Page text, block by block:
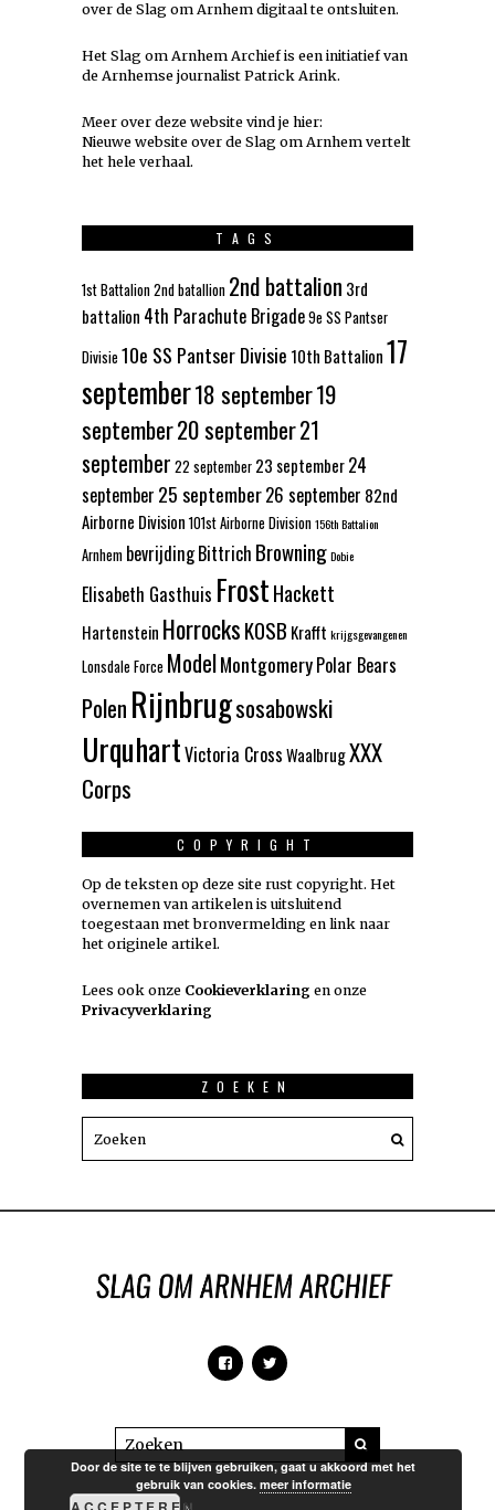
over de Slag om Arnhem digitaal te ontsluiten.
Het Slag om Arnhem Archief is een initiatief van
de Arnhemse journalist Patrick Arink.
Meer over deze website vind je hier:
Nieuwe website over de Slag om Arnhem vertelt
het hele verhaal.
TAGS
1st Battalion2nd batallion 2nd battalion 3rd
battalion 4th Parachute Brigade9e SS Pantser
Divisie 10e SS Pantser Divisie 10th Battalion17
september18 september19
september20 september21
september 22 september 23 september24
september 25 september26 september 82nd
Airborne Division 101st Airborne Division156th Battalion
Arnhem bevrijdingBittrich BrowningDobie
Elisabeth Gasthuis FrostHackett
Hartenstein HorrocksKOSB Krafft krijgsgevangenen
Lonsdale Force ModelMontgomeryPolar Bears
PolenRijnbrugsosabowski
UrquhartVictoria CrossWaalbrugXXX
Corps
COPYRIGHT
Op de teksten op deze site rust copyright. Het
overnemen van artikelen is uitsluitend
toegestaan met bronvermelding en link naar
het originele artikel.
Lees ook onze Cookieverklaring en onze
Privacyverklaring
ZOEKEN
Door de site te te blijven gebruiken, gaat u akkoord met het
gebruik van cookies. meer informatie